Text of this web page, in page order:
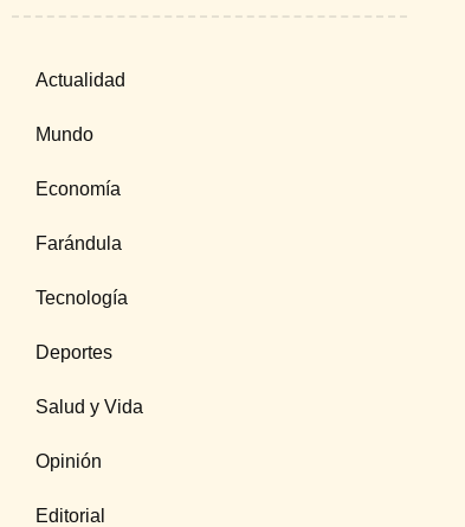
Actualidad
Mundo
Economía
Farándula
Tecnología
Deportes
Salud y Vida
Opinión
Editorial